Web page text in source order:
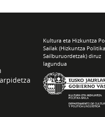
Kultura eta Hizkuntza
Sailak (Hizkuntza
Sailburuordetzak) diruz
lagundua